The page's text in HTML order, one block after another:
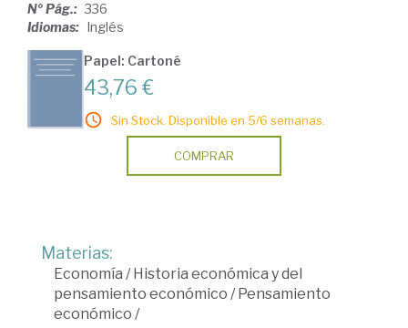
Nº Pág.: 336
Idiomas:
Inglés
Papel: Cartoné
43,76 €
Sin Stock. Disponible en 5/6 semanas.
COMPRAR
Materias:
Economía / Historia económica y del
pensamiento económico / Pensamiento
económico /